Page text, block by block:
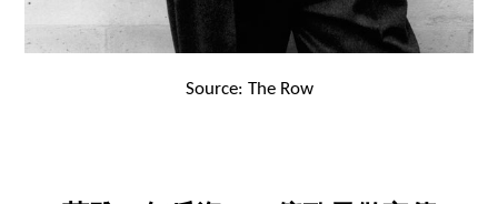
Source: The Row